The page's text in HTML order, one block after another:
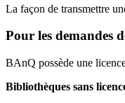
La façon de transmettre
Pour les demandes
BAnQ possède une
Bibliothèques sans